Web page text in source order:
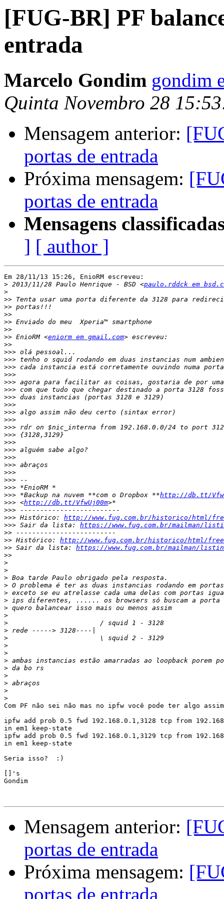
[FUG-BR] PF
entrada
Marcelo Gondim gondim
Quinta Novembro 28
Mensagem anterior:
portas de entrada
Próxima mensagem:
portas de entrada
Mensagens
] [ author ]
Em 28/11/13 15:26, EnioRM escreveu:
> 2013/11/28 Paulo Henrique - BSD <paulo.rddck em
>
>>
>>
>>
>>
>>
>> EnioRM <eniorm em gmail.com
>>
>>>
>>>
>>>
>>>
>>>
>>>
>>>
>>>
>>>
>>>
>>>
>>>
>>>
>>>
>>>
>>>
>>>
>>>
>>>
>>> *Backup na nuvem **com o Dropbox **http://db.tt/
>>> <http://db.tt/VfwUj00m
>>>
>>> Histórico: http://www.fug.com.br/historico/html/
>>> Sair da lista: https://www.fug.com.br/mailman/
>>
>> Histórico: http://www.fug.com.br/historico/html/
>> Sair da lista: https://www.fug.com.br/mailman/
>>
>
>
>
>
>
>
>
>
>
>
>
>
>
>
>
>
>
>
>
Com PF não sei não mas no ipfw você pode ter algo
ipfw add prob 0.5 fwd 192.168.0.1,3128 tcp from
in em1 keep-state
ipfw add prob 0.5 fwd 192.168.0.1,3129 tcp from
in em1 keep-state
Seria isso?  :)
[]'s
Gondim
Mensagem anterior:
portas de entrada
Próxima mensagem:
portas de entrada